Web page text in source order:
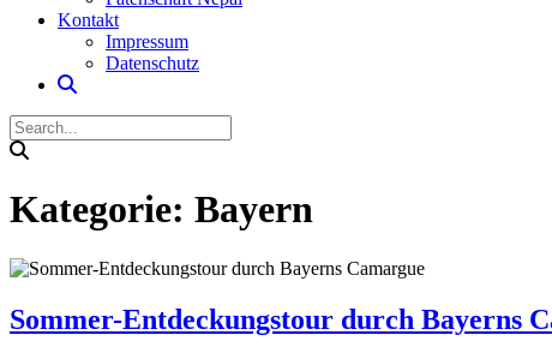
Kontakt
Impressum
Datenschutz
Kategorie: Bayern
Sommer-Entdeckungstour durch Bayerns